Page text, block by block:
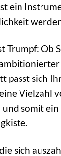
ein
Trumpf: Ob
passt sich
Vielzahl
und somit
sich